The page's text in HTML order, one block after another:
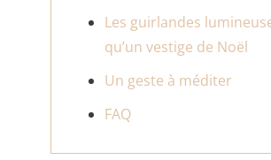
Les guirlandes
qu’un vestige de Noël
Un geste à méditer
FAQ